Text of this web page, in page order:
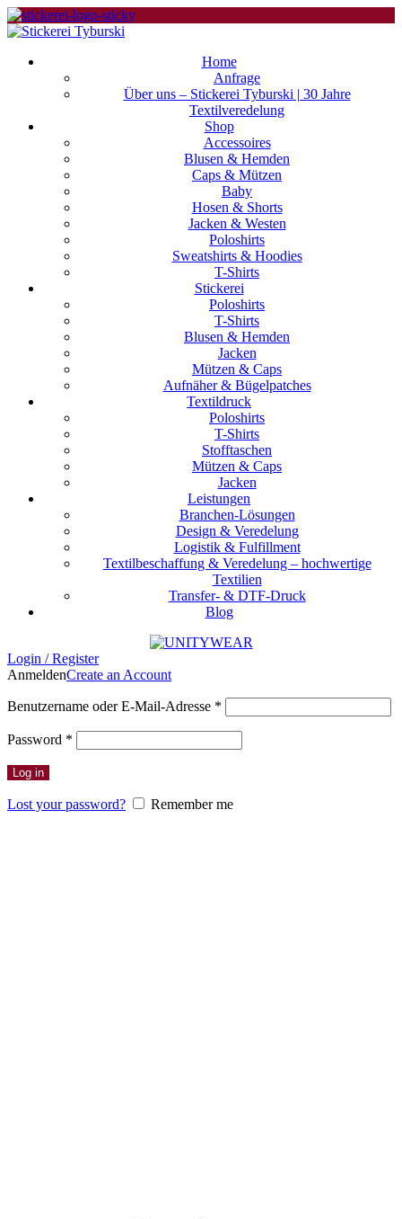
Home
Anfrage
Über uns – Stickerei Tyburski | 30 Jahre
Textilveredelung
Shop
Accessoires
Blusen & Hemden
Caps & Mützen
Baby
Hosen & Shorts
Jacken & Westen
Poloshirts
Sweatshirts & Hoodies
T-Shirts
Stickerei
Poloshirts
T-Shirts
Blusen & Hemden
Jacken
Mützen & Caps
Aufnäher & Bügelpatches
Textildruck
Poloshirts
T-Shirts
Stofftaschen
Mützen & Caps
Jacken
Leistungen
Branchen-Lösungen
Design & Veredelung
Logistik & Fulfillment
Textilbeschaffung & Veredelung – hochwertige
Textilien
Transfer- & DTF-Druck
Blog
Login / Register
AnmeldenCreate an Account
Benutzername oder E-Mail-Adresse *
Password *
Log in
Lost your password? Remember me